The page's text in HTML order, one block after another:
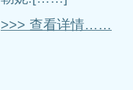
>>> 查看详情……